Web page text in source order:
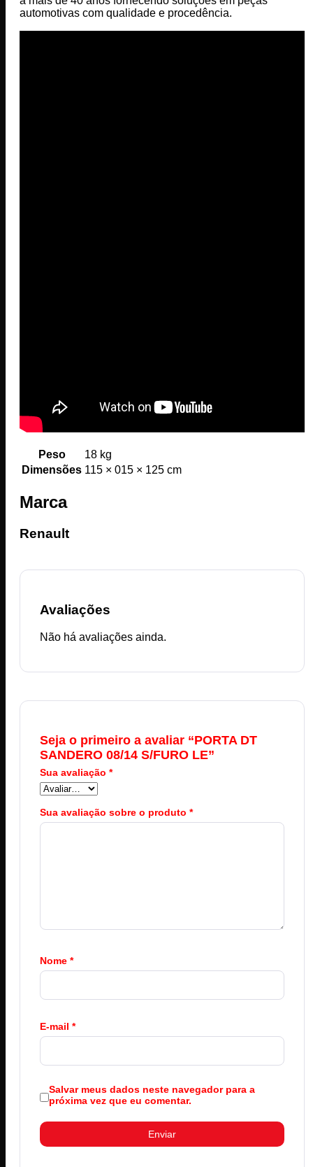
automotivas com qualidade e procedência.
Peso
18 kg
Dimensões 115 × 015 × 125 cm
Marca
Renault
Avaliações
Não há avaliações ainda.
Seja o primeiro a avaliar “PORTA DT
SANDERO 08/14 S/FURO LE”
Sua avaliação *
Sua avaliação sobre o produto *
Nome *
E-mail *
Salvar meus dados neste navegador para a
próxima vez que eu comentar.